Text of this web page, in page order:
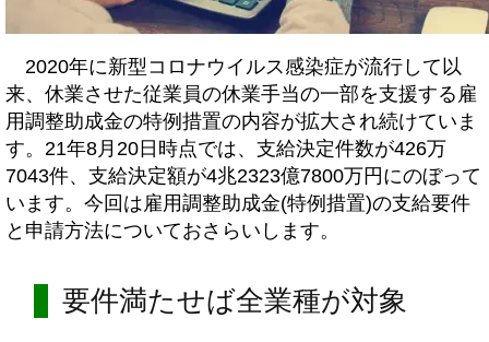
2020年に新型コロナウイルス感染症が流行して以
来、休業させた従業員の休業手当の一部を支援する雇
用調整助成金の特例措置の内容が拡大され続けていま
す。21年8月20日時点では、支給決定件数が426万
7043件、支給決定額が4兆2323億7800万円にのぼって
います。今回は雇用調整助成金(特例措置)の支給要件
と申請方法についておさらいします。
要件満たせば全業種が対象